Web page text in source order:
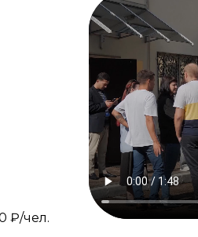
₽/чел.